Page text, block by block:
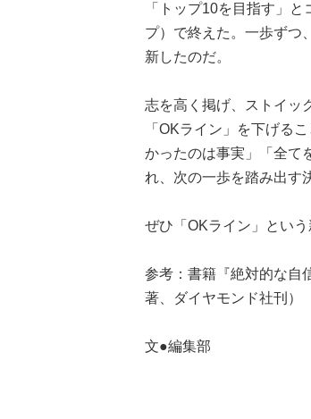
「トップ10を目指す」
プ）で終えた。一歩ずつ
新したのだ。
志を高く掲げ、ストイッ
「OKライン」を下げる
かったのは事実」「全て
れ、次の一歩を踏み出す
ぜひ「OKライン」とい
参考：書籍『絶対的な自
著、ダイヤモンド社刊）
文●編集部